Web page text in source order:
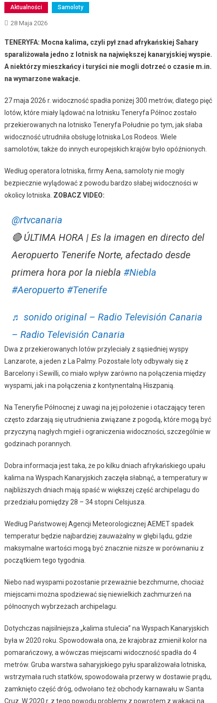
Aktualności Samoloty
28 Maja 2026
TENERYFA: Mocna kalima, czyli pył znad afrykańskiej Sahary
sparaliżowała jedno z lotnisk na największej kanaryjskiej wyspie.
A niektórzy mieszkańcy i turyści nie mogli dotrzeć o czasie m.in.
na wymarzone wakacje.
27 maja 2026 r. widoczność spadła poniżej 300 metrów, dlatego pięć
lotów, które miały lądować na lotnisku Teneryfa Północ zostało
przekierowanych na lotnisko Teneryfa Południe po tym, jak słaba
widoczność utrudniła obsługę lotniska Los Rodeos. Wiele
samolotów, także do innych europejskich krajów było opóźnionych.
Według operatora lotniska, firmy Aena, samoloty nie mogły
bezpiecznie wylądować z powodu bardzo słabej widoczności w
okolicy lotniska. ZOBACZ VIDEO:
@rtvcanaria
🔴 ÚLTIMA HORA | Es la imagen en directo del
Aeropuerto Tenerife Norte, afectado desde
primera hora por la niebla #Niebla
#Aeropuerto #Tenerife
♬ sonido original – Radio Televisión Canaria
– Radio Televisión Canaria
Dwa z przekierowanych lotów przyleciały z sąsiedniej wyspy
Lanzarote, a jeden z La Palmy. Pozostałe loty odbywały się z
Barcelony i Sewilli, co miało wpływ zarówno na połączenia między
wyspami, jak i na połączenia z kontynentalną Hiszpanią.
Na Teneryfie Północnej z uwagi na jej położenie i otaczający teren
często zdarzają się utrudnienia związane z pogodą, które mogą być
przyczyną nagłych mgieł i ograniczenia widoczności, szczególnie w
godzinach porannych.
Dobra informacja jest taka, że po kilku dniach afrykańskiego upału
kalima na Wyspach Kanaryjskich zaczęła słabnąć, a temperatury w
najbliższych dniach mają spaść w większej część archipelagu do
przedziału pomiędzy 28 – 34 stopni Celsjusza.
Według Państwowej Agencji Meteorologicznej AEMET spadek
temperatur będzie najbardziej zauważalny w głębi lądu, gdzie
maksymalne wartości mogą być znacznie niższe w porównaniu z
początkiem tego tygodnia.
Niebo nad wyspami pozostanie przeważnie bezchmurne, chociaż
miejscami można spodziewać się niewielkich zachmurzeń na
północnych wybrzeżach archipelagu.
Dotychczas najsilniejsza „kalima stulecia” na Wyspach Kanaryjskich
była w 2020 roku. Spowodowała ona, że krajobraz zmienił kolor na
pomarańczowy, a wówczas miejscami widoczność spadła do 4
metrów. Gruba warstwa saharyjskiego pyłu sparaliżowała lotniska,
wstrzymała ruch statków, spowodowała przerwy w dostawie prądu,
zamknięto część dróg, odwołano też obchody karnawału w Santa
Cruz. W 2020 r. z tego powodu problemy z powrotem z wakacji na